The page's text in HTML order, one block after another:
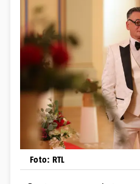
Foto: RTL